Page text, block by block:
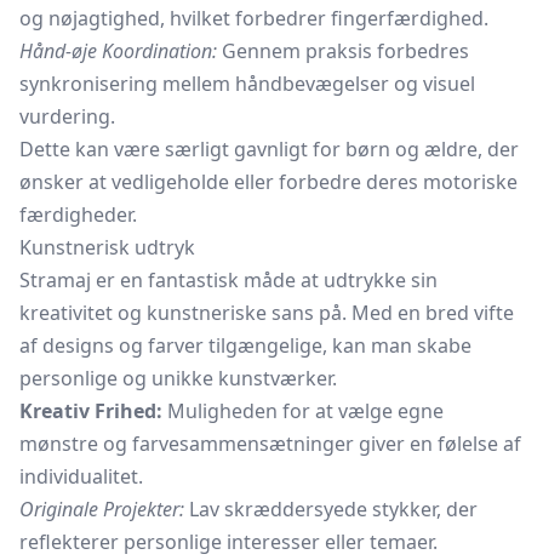
og nøjagtighed, hvilket forbedrer fingerfærdighed.
Hånd-øje Koordination: Gennem praksis forbedres
synkronisering mellem håndbevægelser og visuel
vurdering.
Dette kan være særligt gavnligt for børn og ældre, der
ønsker at vedligeholde eller forbedre deres motoriske
færdigheder.
Kunstnerisk udtryk
Stramaj er en fantastisk måde at udtrykke sin
kreativitet og kunstneriske sans på. Med en bred vifte
af designs og farver tilgængelige, kan man skabe
personlige og unikke kunstværker.
Kreativ Frihed: Muligheden for at vælge egne
mønstre og farvesammensætninger giver en følelse af
individualitet.
Originale Projekter: Lav skræddersyede stykker, der
reflekterer personlige interesser eller temaer.